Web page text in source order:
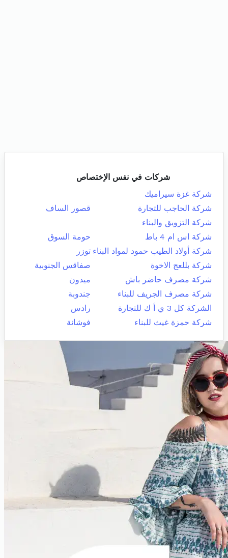
شركات في نفس الإختصاص
شركة غزة سيراميك
شركة الحاجب للتجارة
قصور الساف
شركة التزويق والبناء
شركة اس ام 4 باط
حومة السوق
شركة أولاد الطيب حمود لمواد البناء توزر
شركة بللعج الاخوة
صفاقس الجنوبية
شركة مصرف حاضر باش
ميدون
شركة مصرف الجريف للبناء
جندوبة
الشركة كل 3 ي أ ك للتجارة
رادس
شركة حمزة غيث للبناء
فوشانة